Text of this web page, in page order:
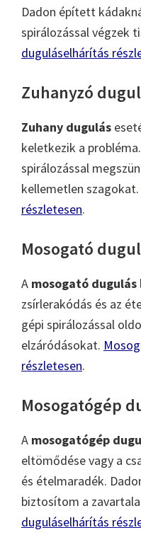
Dadon épített
spirálozással végzek
duguláselhárítás
Zuhanyzó
Zuhany dugulás
keletkezik a
spirálozással
kellemetlen szagokat.
részletesen.
Mosogató
A mosogató dugulás
zsírlerakódás és az
gépi spirálozással
elzáródásokat.
részletesen.
Mosogatógép
A mosogatógép
eltömődése vagy a
és ételmaradék.
biztosítom a
duguláselhárítás